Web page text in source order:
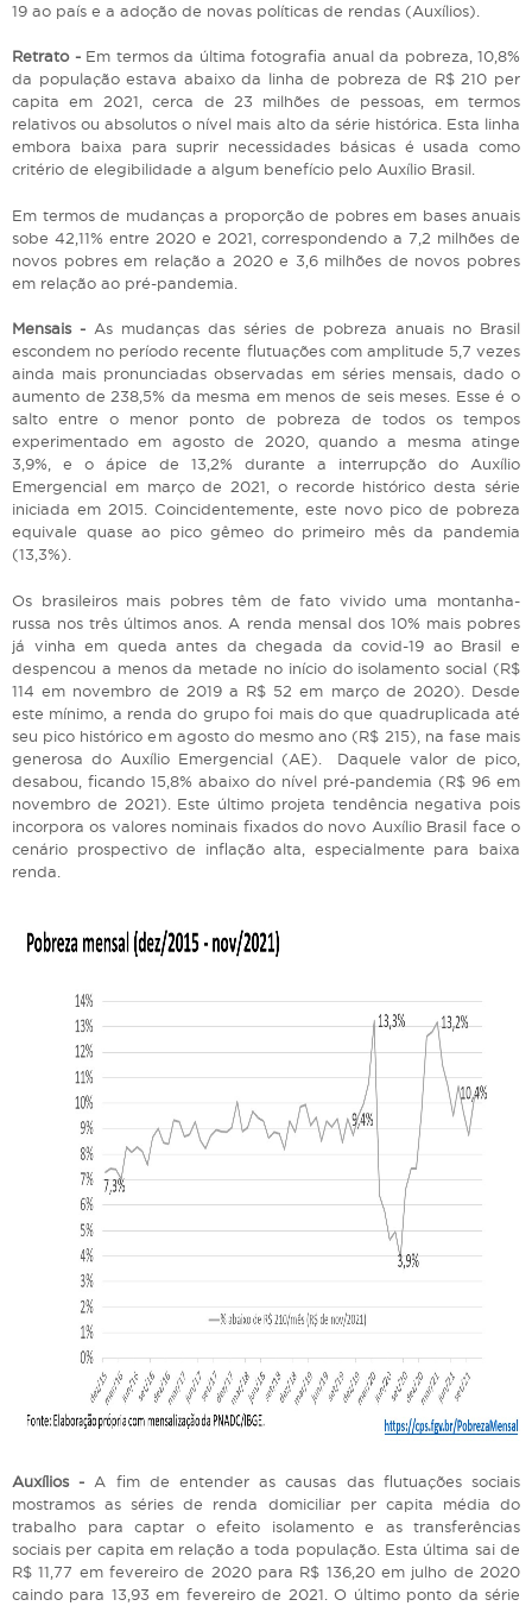
19 ao país e a adoção de novas políticas de rendas (Auxílios).
Retrato - Em termos da última fotografia anual da pobreza, 10,8%
da população estava abaixo da linha de pobreza de R$ 210 per
capita em 2021, cerca de 23 milhões de pessoas, em termos
relativos ou absolutos o nível mais alto da série histórica. Esta linha
embora baixa para suprir necessidades básicas é usada como
critério de elegibilidade a algum benefício pelo Auxílio Brasil.
Em termos de mudanças a proporção de pobres em bases anuais
sobe 42,11% entre 2020 e 2021, correspondendo a 7,2 milhões de
novos pobres em relação a 2020 e 3,6 milhões de novos pobres
em relação ao pré-pandemia.
Mensais - As mudanças das séries de pobreza anuais no Brasil
escondem no período recente flutuações com amplitude 5,7 vezes
ainda mais pronunciadas observadas em séries mensais, dado o
aumento de 238,5% da mesma em menos de seis meses. Esse é o
salto entre o menor ponto de pobreza de todos os tempos
experimentado em agosto de 2020, quando a mesma atinge
3,9%, e o ápice de 13,2% durante a interrupção do Auxílio
Emergencial em março de 2021, o recorde histórico desta série
iniciada em 2015. Coincidentemente, este novo pico de pobreza
equivale quase ao pico gêmeo do primeiro mês da pandemia
(13,3%).
Os brasileiros mais pobres têm de fato vivido uma montanha-
russa nos três últimos anos. A renda mensal dos 10% mais pobres
já vinha em queda antes da chegada da covid-19 ao Brasil e
despencou a menos da metade no início do isolamento social (R$
114 em novembro de 2019 a R$ 52 em março de 2020). Desde
este mínimo, a renda do grupo foi mais do que quadruplicada até
seu pico histórico em agosto do mesmo ano (R$ 215), na fase mais
generosa do Auxílio Emergencial (AE). Daquele valor de pico,
desabou, ficando 15,8% abaixo do nível pré-pandemia (R$ 96 em
novembro de 2021). Este último projeta tendência negativa pois
incorpora os valores nominais fixados do novo Auxílio Brasil face o
cenário prospectivo de inflação alta, especialmente para baixa
renda.
Auxílios - A fim de entender as causas das flutuações sociais
mostramos as séries de renda domiciliar per capita média do
trabalho para captar o efeito isolamento e as transferências
sociais per capita em relação a toda população. Esta última sai de
R$ 11,77 em fevereiro de 2020 para R$ 136,20 em julho de 2020
caindo para 13,93 em fevereiro de 2021. O último ponto da série